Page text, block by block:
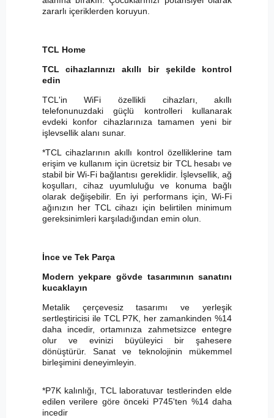
zararlı içeriklerden koruyun.
TCL Home
TCL cihazlarınızı akıllı bir şekilde kontrol
edin
TCL'in WiFi özellikli cihazları, akıllı
telefonunuzdaki güçlü kontrolleri kullanarak
evdeki konfor cihazlarınıza tamamen yeni bir
işlevsellik alanı sunar.
*TCL cihazlarının akıllı kontrol özelliklerine tam
erişim ve kullanım için ücretsiz bir TCL hesabı ve
stabil bir Wi-Fi bağlantısı gereklidir. İşlevsellik, ağ
koşulları, cihaz uyumluluğu ve konuma bağlı
olarak değişebilir. En iyi performans için, Wi-Fi
ağınızın her TCL cihazı için belirtilen minimum
gereksinimleri karşıladığından emin olun.
İnce ve Tek Parça
Modern yekpare gövde tasarımının sanatını
kucaklayın
Metalik çerçevesiz tasarımı ve yerleşik
sertleştiricisi ile TCL P7K, her zamankinden %14
daha incedir, ortamınıza zahmetsizce entegre
olur ve evinizi büyüleyici bir şahesere
dönüştürür. Sanat ve teknolojinin mükemmel
birleşimini deneyimleyin.
*P7K kalınlığı, TCL laboratuvar testlerinden elde
edilen verilere göre önceki P745'ten %14 daha
incedir